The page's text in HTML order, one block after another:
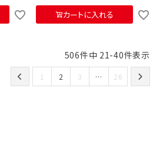
カートに入れる
506件中 21-40件表示
1 2 3 … 26